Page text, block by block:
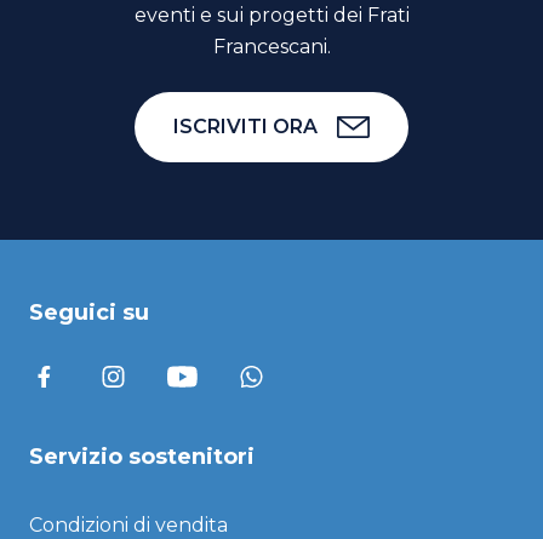
eventi e sui progetti dei Frati
Francescani.
ISCRIVITI ORA
Seguici su
Servizio sostenitori
Condizioni di vendita